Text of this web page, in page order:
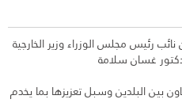
رئيس مجلس الوزراء وزير الخارجية
غسان سلامة
بين البلدين وسبل تعزيزها بما يخدم